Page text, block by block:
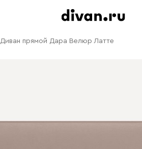
Диван прямой Дара Велюр Латте